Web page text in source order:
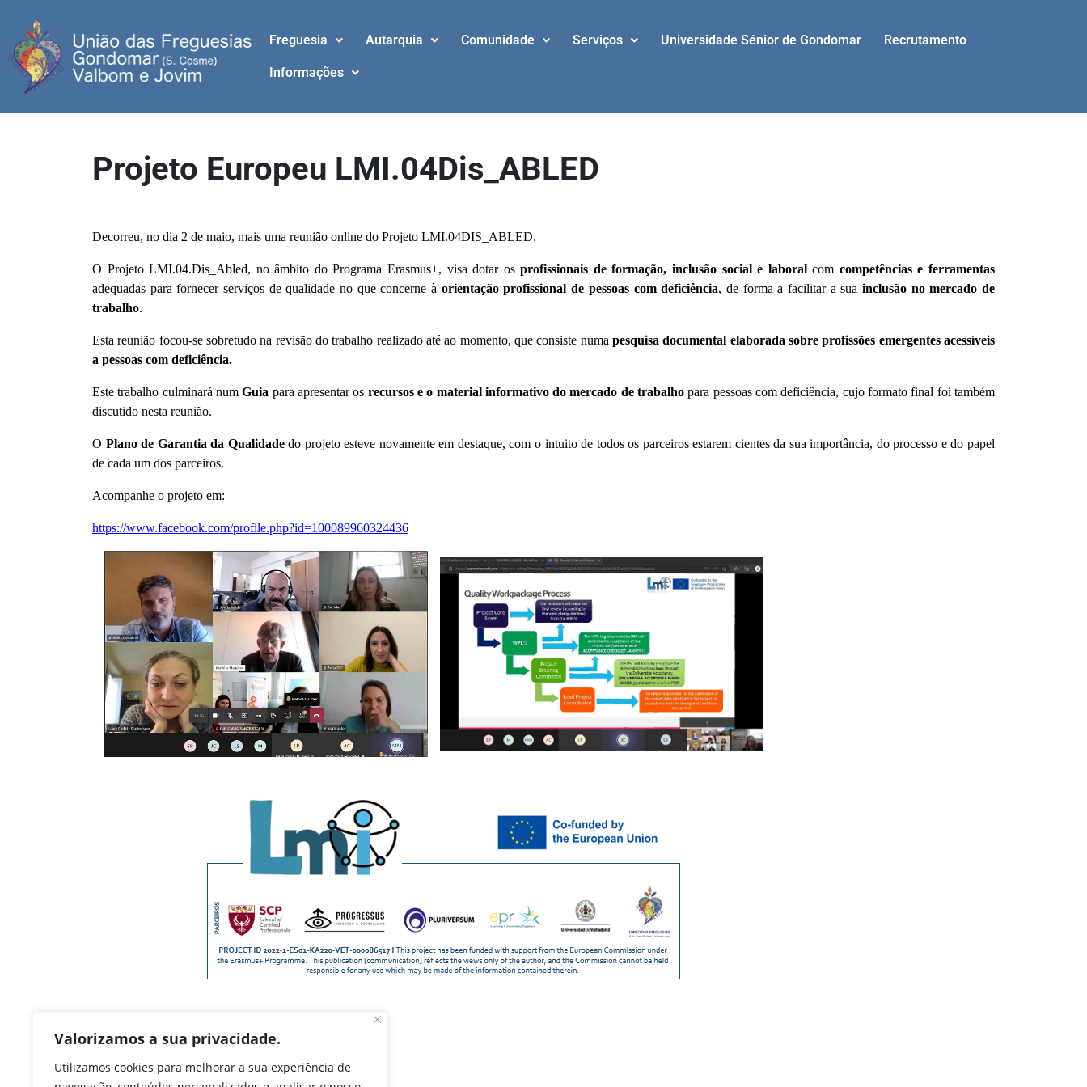
Valorizamos a sua privacidade.
Utilizamos cookies para melhorar a sua experiência de
Freguesia Autarquia Comunidade Serviços Universidade Sénior de Gondomar Recrutamento
Informações
Projeto Europeu LMI.04Dis_ABLED
Decorreu, no dia 2 de maio, mais uma reunião online do Projeto LMI.04DIS_ABLED.
O Projeto LMI.04.Dis_Abled, no âmbito do Programa Erasmus+, visa dotar osprofissionais de formação, inclusão social e laboralcom competências e ferramentas
adequadas para fornecer serviços de qualidade no que concerne à orientação profissional de pessoas com deficiência, de forma a facilitar a sua inclusão no mercado de
trabalho.
Esta reunião focou-se sobretudo na revisão do trabalho realizado até ao momento, que consiste numa pesquisa documental elaborada sobre profissões emergentes acessíveis
a pessoas com deficiência.
Este trabalho culminará numGuia para apresentar os recursos e o material informativo do mercado de trabalhopara pessoas com deficiência, cujo formato final foi também
discutido nesta reunião.
O Plano de Garantia da Qualidadedo projeto esteve novamente em destaque, com o intuito de todos os parceiros estarem cientes da sua importância, do processo e do papel
de cada um dos parceiros.
Acompanhe o projeto em:
https://www.facebook.com/profile.php?id=100089960324436